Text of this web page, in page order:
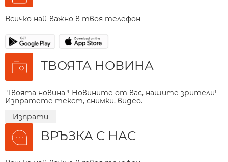
Всичко най-важно в твоя телефон
ТВОЯТА НОВИНА
"Твоята новина"! Новините от вас, нашите зрители!
Изпратете текст, снимки, видео.
Изпрати
ВРЪЗКА С НАС